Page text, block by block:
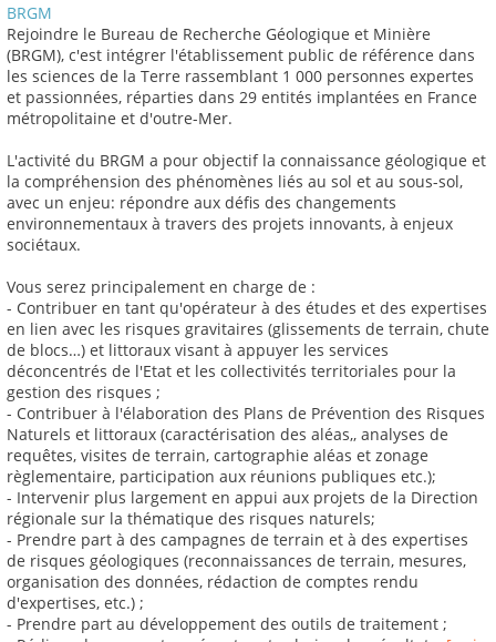
BRGM
Rejoindre le Bureau de Recherche Géologique et Minière
(BRGM), c'est intégrer l'établissement public de référence dans
les sciences de la Terre rassemblant 1 000 personnes expertes
et passionnées, réparties dans 29 entités implantées en France
métropolitaine et d'outre-Mer.
L'activité du BRGM a pour objectif la connaissance géologique et
la compréhension des phénomènes liés au sol et au sous-sol,
avec un enjeu: répondre aux défis des changements
environnementaux à travers des projets innovants, à enjeux
sociétaux.
Vous serez principalement en charge de :
- Contribuer en tant qu'opérateur à des études et des expertises
en lien avec les risques gravitaires (glissements de terrain, chute
de blocs…) et littoraux visant à appuyer les services
déconcentrés de l'Etat et les collectivités territoriales pour la
gestion des risques ;
- Contribuer à l'élaboration des Plans de Prévention des Risques
Naturels et littoraux (caractérisation des aléas,, analyses de
requêtes, visites de terrain, cartographie aléas et zonage
règlementaire, participation aux réunions publiques etc.);
- Intervenir plus largement en appui aux projets de la Direction
régionale sur la thématique des risques naturels;
- Prendre part à des campagnes de terrain et à des expertises
de risques géologiques (reconnaissances de terrain, mesures,
organisation des données, rédaction de comptes rendu
d'expertises, etc.) ;
- Prendre part au développement des outils de traitement ;